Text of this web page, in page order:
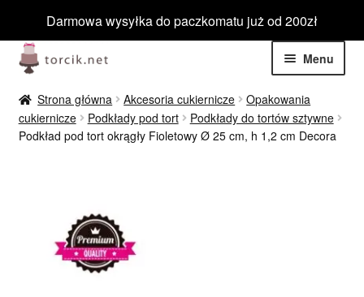
Darmowa wysyłka do paczkomatu już od 200zł
Przejdź
do
nawigacji
Przejdź
do
treści
Menu
Jadalne
menu
Niejadalne
Rozwiń
Tematyczne
Strona główna Akcesoria cukiernicze
Opakowania
cukiernicze
Podkłady pod tort
Podkłady do tortów sztywne
Podkład pod tort okrągły Fioletowy Ø 25 cm, h 1,2 cm Decora